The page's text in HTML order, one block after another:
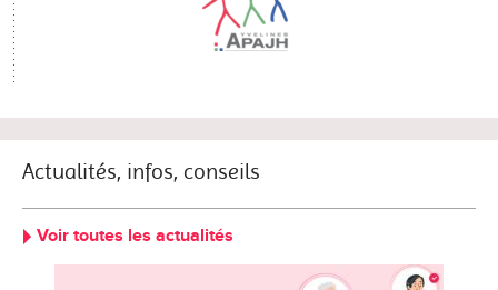
Actualités, infos, conseils
Voir toutes les actualités